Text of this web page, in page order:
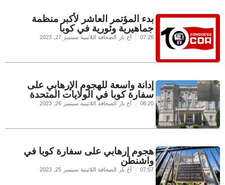
بدء المؤتمر العاشر لأكبر منظمة
جماهيرية وثورية في كوبا
07:26 أخ بار الصحافة اللاتينية سبتمبر 27, 2023
إدانة واسعة للهجوم الإرهابي على
سفارة كوبا في الولايات المتحدة
06:20 أخ بار الصحافة اللاتينية سبتمبر 26, 2023
هجوم إرهابي على سفارة كوبا في
واشنطن
07:57 أخ بار الصحافة اللاتينية سبتمبر 25, 2023